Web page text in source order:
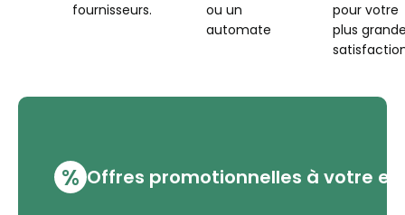
fournisseurs.
ou un
automate
pour votre
plus
% Offres promotionnelles à votre